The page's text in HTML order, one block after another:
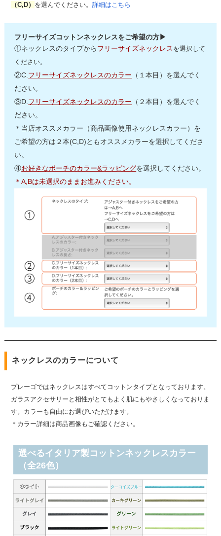
（C,D） を選んでください。 詳細はこちら
フリーサイズコットンネックレスをご希望の方▶
①ネックレスのタイプから フリーサイズネックレス を選択して
ください。
②C. フリーサイズネックレスのカラー （１本目）を選んでく
ださい。
③D. フリーサイズネックレスのカラー （２本目）を選んでく
ださい。
＊当店オススメカラー（商品画像使用ネックレスカラー）を
ご希望の方は２本(C,D)ともオススメカラーを選択してくださ
い。
④お好きなポーチのカラー&ラッピングを選択してください。
＊A,Bは未選択のままお進みください。
ネックレスのカラーについて
プレーゴではネックレスはすべてコットンタイプとなっております。
ガラスアクセサリーと相性がとてもよく肌にもやさしくなっておりま
す。カラーも自由にお選びいただけます。
＊カラー詳細は商品画像もご確認ください。
選べるイタリア製コットンネックレスカラー
（全26色）